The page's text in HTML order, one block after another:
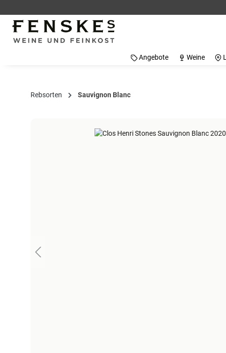
Angebote Weine
Rebsorten Sauvignon Blanc